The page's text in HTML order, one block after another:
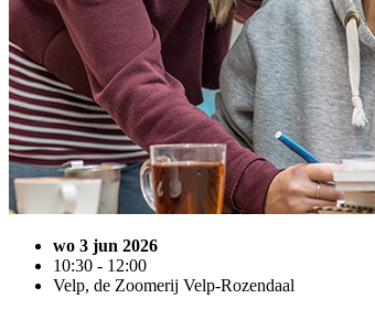
wo 3 jun 2026
10:30 - 12:00
Velp, de Zoomerij Velp-Rozendaal